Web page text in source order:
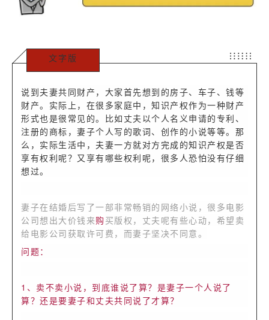
文字版
说到夫妻共同财产，大家首先想到的房子、车子、钱等
财产。实际上，在很多家庭中，知识产权作为一种财产
形式也是很常见的。比如丈夫以个人名义申请的专利、
注册的商标，妻子个人写的歌词、创作的小说等等。那
么，实际生活中，夫妻一方就对方完成的知识产权是否
享有权利呢？又享有哪些权利呢，很多人恐怕没有仔细
想过。
妻子在结婚后写了一部非常畅销的网络小说，很多电影
公司想出大价钱来购 买版权，丈夫呢有些心动，希望卖
给电影公司获取许可费，而妻子坚决不同意。
问题：
1、卖不卖小说，到底谁说了算？是妻子一个人说了
算？还是要妻子和丈夫共同说了才算？